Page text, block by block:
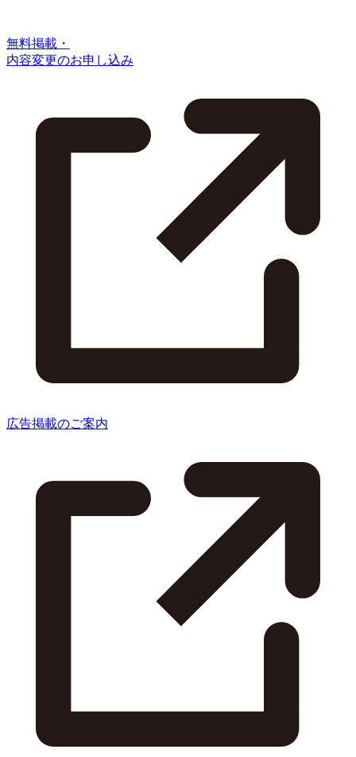
無料掲載・
内容変更のお申し込み
広告掲載のご案内